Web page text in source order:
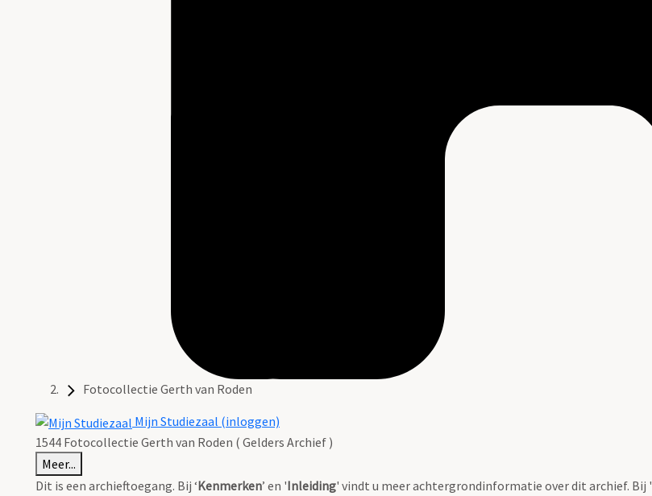
Fotocollectie Gerth van Roden
Mijn Studiezaal (inloggen)
1544 Fotocollectie Gerth van Roden ( Gelders Archief )
Meer...
Dit is een archieftoegang. Bij ‘Kenmerken’ en 'Inleiding' vindt u meer achtergrondinformatie over dit archief. Bij '